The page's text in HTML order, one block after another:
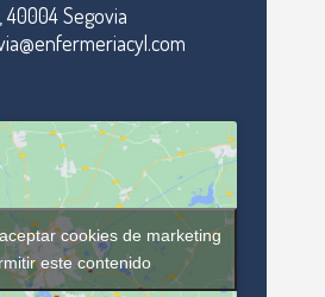
40004 Segovia
cookies de marketing
este contenido